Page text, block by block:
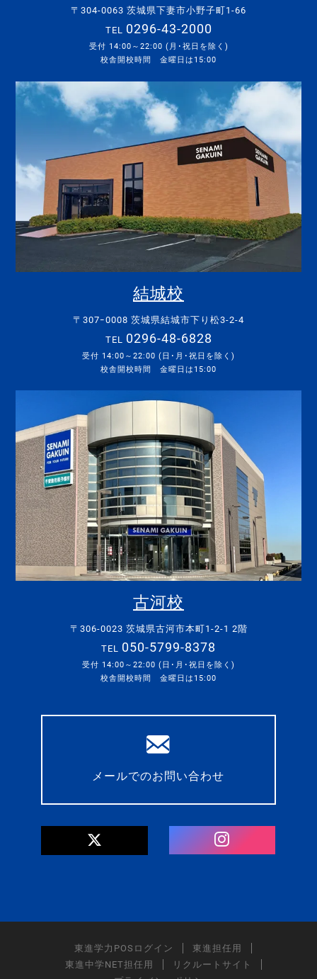
〒304-0063 茨城県下妻市小野子町1-66
TEL 0296-43-2000
受付 14:00～22:00 (月･祝日を除く)
校舎開校時間 金曜日は15:00
結城校
〒307ｰ0008 茨城県結城市下り松3-2-4
TEL 0296-48-6828
受付 14:00～22:00 (日･月･祝日を除く)
校舎開校時間 金曜日は15:00
古河校
〒306-0023 茨城県古河市本町1-2-1 2階
TEL 050-5799-8378
受付 14:00～22:00 (日･月･祝日を除く)
校舎開校時間 金曜日は15:00
メールでのお問い合わせ
東進学力POSログイン
東進担任用
東進中学NET担任用
リクルートサイト